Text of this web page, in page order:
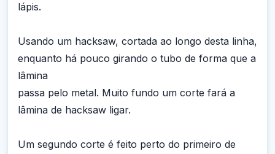
lápis.
Usando um hacksaw, cortada ao longo desta linha,
enquanto há pouco girando o tubo de forma que a
lâmina
passa pelo metal. Muito fundo um corte fará a
lâmina de hacksaw ligar.
Um segundo corte é feito perto do primeiro de